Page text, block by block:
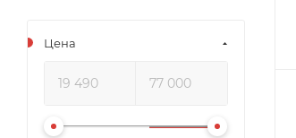
Цена